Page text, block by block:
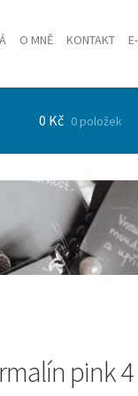
O MNĚ KONTAKT
0 Kč 0 položek
pink